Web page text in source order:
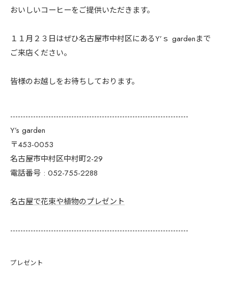
おいしいコーヒーをご提供いただきます。
１１月２３日はぜひ名古屋市中村区にあるY’ｓ gardenまで
ご来店ください。
皆様のお越しをお待ちしております。
----------------------------------------------------------------------
Y’s garden
〒453-0053
名古屋市中村区中村町2-29
電話番号 : 052-755-2288
名古屋で花束や植物のプレゼント
----------------------------------------------------------------------
プレゼント